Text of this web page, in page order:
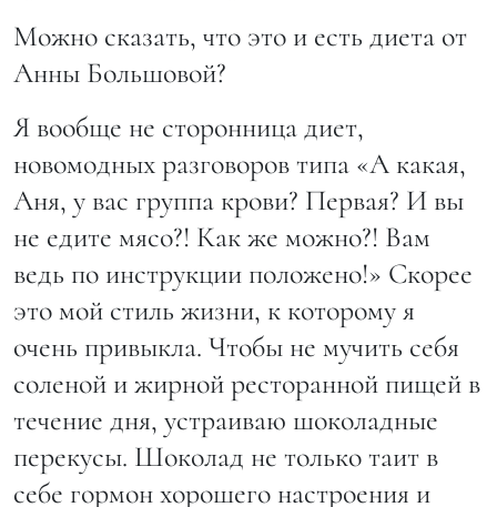
Можно сказать, что это и есть диета от
Анны Большовой?
Я вообще не сторонница диет,
новомодных разговоров типа «А какая,
Аня, у вас группа крови? Первая? И вы
не едите мясо?! Как же можно?! Вам
ведь по инструкции положено!» Скорее
это мой стиль жизни, к которому я
очень привыкла. Чтобы не мучить себя
соленой и жирной ресторанной пищей в
течение дня, устраиваю шоколадные
перекусы. Шоколад не только таит в
себе гормон хорошего настроения и